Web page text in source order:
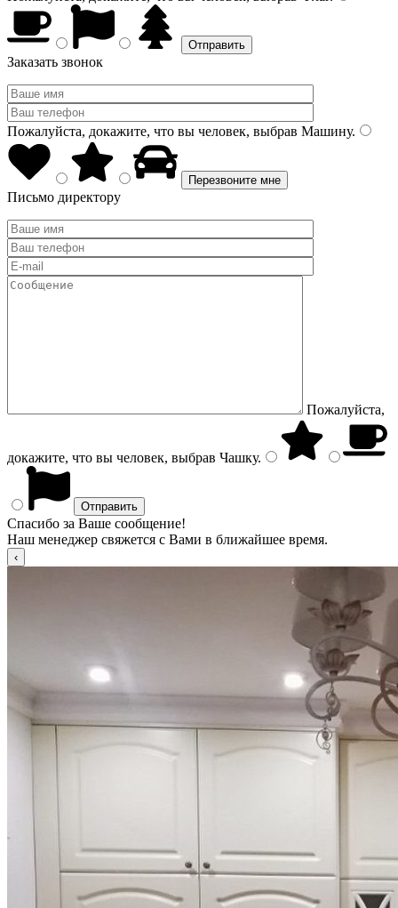
Заказать звонок
Пожалуйста, докажите, что вы человек, выбрав Машину.
Письмо директору
Пожалуйста,
докажите, что вы человек, выбрав Чашку.
Спасибо за Ваше сообщение!
Наш менеджер свяжется с Вами в ближайшее время.